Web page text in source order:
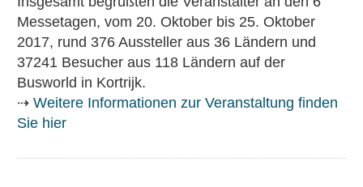
Messetagen, vom 20. Oktober bis 25. Oktober
2017, rund 376 Aussteller aus 36 Ländern und
37241 Besucher aus 118 Ländern auf der
Busworld in Kortrijk.
⇢ Weitere Informationen zur Veranstaltung finden
Sie hier